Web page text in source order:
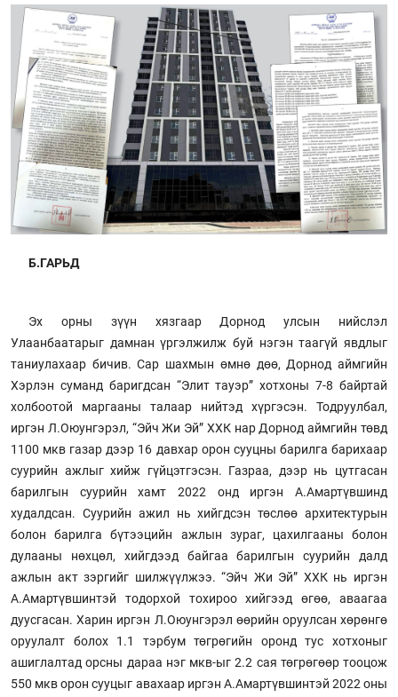
Б.ГАРЬД
Эх орны зүүн хязгаар Дорнод улсын нийслэл
Улаанбаатарыг дамнан үргэлжилж буй нэгэн таагүй явдлыг
таниулахаар бичив. Сар шахмын өмнө дөө, Дорнод аймгийн
Хэрлэн суманд баригдсан “Элит тауэр” хотхоны 7-8 байртай
холбоотой маргааны талаар нийтэд хүргэсэн. Тодруулбал,
иргэн Л.Оюунгэрэл, “Эйч Жи Эй” ХХК нар Дорнод аймгийн төвд
1100 мкв газар дээр 16 давхар орон сууцны барилга барихаар
суурийн ажлыг хийж гүйцэтгэсэн. Газраа, дээр нь цутгасан
барилгын суурийн хамт 2022 онд иргэн А.Амартүвшинд
худалдсан. Суурийн ажил нь хийгдсэн төслөө архитектурын
болон барилга бүтээцийн ажлын зураг, цахилгааны болон
дулааны нөхцөл, хийгдээд байгаа барилгын суурийн далд
ажлын акт зэргийг шилжүүлжээ. “Эйч Жи Эй” ХХК нь иргэн
А.Амартүвшинтэй тодорхой тохироо хийгээд өгөө, аваагаа
дуусгасан. Харин иргэн Л.Оюунгэрэл өөрийн оруулсан хөрөнгө
оруулалт болох 1.1 тэрбум төгрөгийн оронд тус хотхоныг
ашиглалтад орсны дараа нэг мкв-ыг 2.2 сая төгрөгөөр тооцож
550 мкв орон сууцыг авахаар иргэн А.Амартүвшинтэй 2022 оны